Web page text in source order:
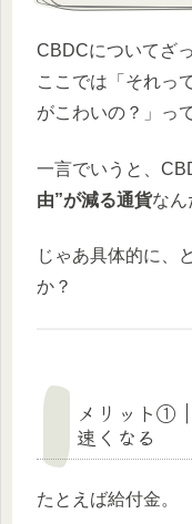
CBDCについてざ
ここでは「それっ
がこわいの？」っ
一言でいうと、
由”が減る通貨なん
じゃあ具体的に、
か？
メリット①
速くなる
たとえば給付金。